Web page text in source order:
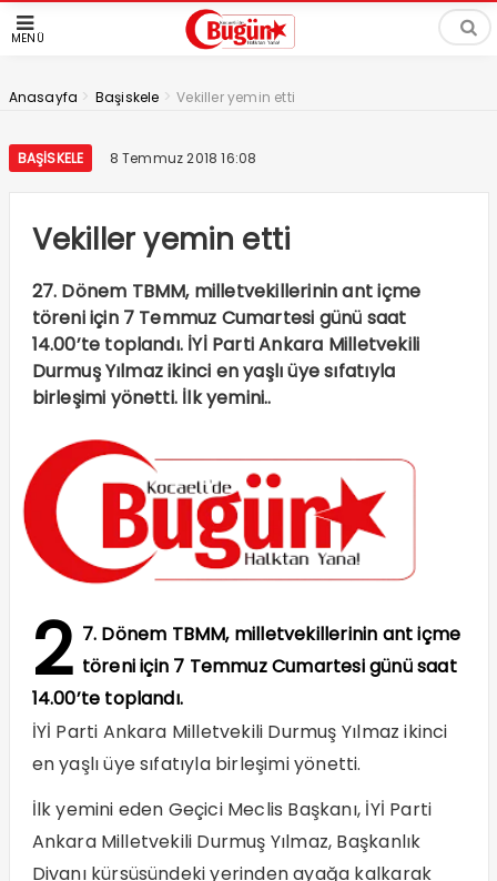
MENÜ
Anasayfa > Başiskele >Vekiller yemin etti
BAŞISKELE 8 Temmuz 2018 16:08
Vekiller yemin etti
27. Dönem TBMM, milletvekillerinin ant içme
töreni için 7 Temmuz Cumartesi günü saat
14.00’te toplandı. İYİ Parti Ankara Milletvekili
Durmuş Yılmaz ikinci en yaşlı üye sıfatıyla
birleşimi yönetti. İlk yemini..
2 7. Dönem TBMM, milletvekillerinin ant içme
töreni için 7 Temmuz Cumartesi günü saat
14.00’te toplandı.
İYİ Parti Ankara Milletvekili Durmuş Yılmaz ikinci
en yaşlı üye sıfatıyla birleşimi yönetti.
İlk yemini eden Geçici Meclis Başkanı, İYİ Parti
Ankara Milletvekili Durmuş Yılmaz, Başkanlık
Divanı kürsüsündeki yerinden ayağa kalkarak